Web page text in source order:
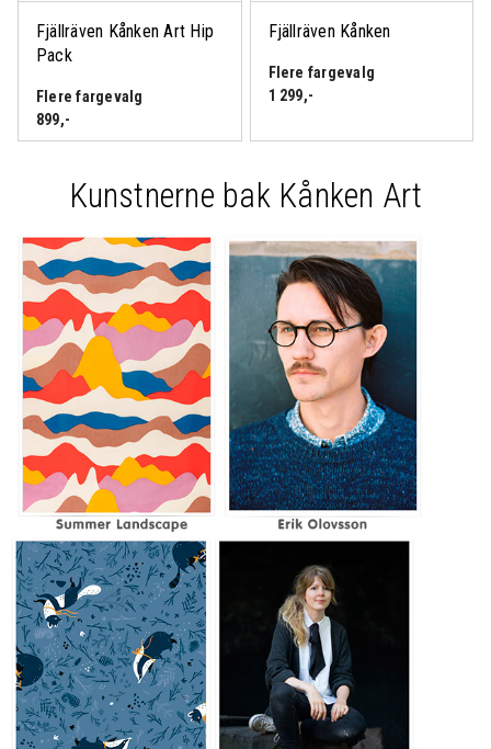
Fjällräven Kånken Art Hip
Pack
Flere fargevalg
899,-
Fjällräven Kånken
Flere fargevalg
1 299,-
Kunstnerne bak Kånken Art